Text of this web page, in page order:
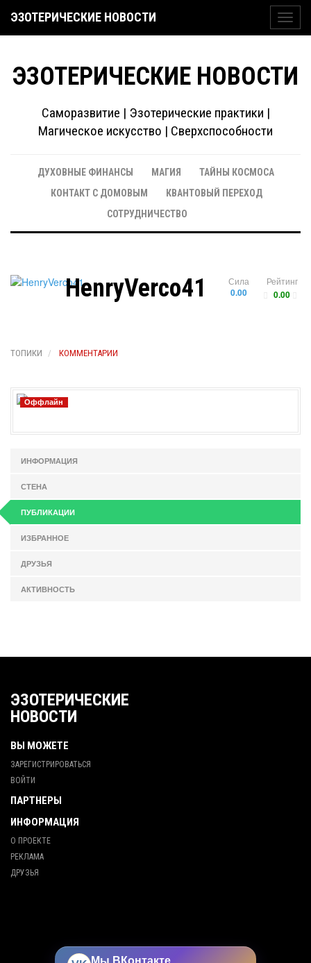
ЭЗОТЕРИЧЕСКИЕ НОВОСТИ
ЭЗОТЕРИЧЕСКИЕ НОВОСТИ
Саморазвитие | Эзотерические практики |
Магическое искусство | Сверхспособности
ДУХОВНЫЕ ФИНАНСЫ МАГИЯ
ТАЙНЫ КОСМОСА
КОНТАКТ С ДОМОВЫМ
КВАНТОВЫЙ ПЕРЕХОД
СОТРУДНИЧЕСТВО
Рейтинг
0.00
Сила
0.00
HenryVerco41
ТОПИКИ КОММЕНТАРИИ
Оффлайн
ИНФОРМАЦИЯ
СТЕНА
ПУБЛИКАЦИИ
ИЗБРАННОЕ
ДРУЗЬЯ
АКТИВНОСТЬ
ЭЗОТЕРИЧЕСКИЕ
НОВОСТИ
ВЫ МОЖЕТЕ
ЗАРЕГИСТРИРОВАТЬСЯ
ВОЙТИ
ПАРТНЕРЫ
ИНФОРМАЦИЯ
О ПРОЕКТЕ
РЕКЛАМА
ДРУЗЬЯ
Мы ВКонтакте